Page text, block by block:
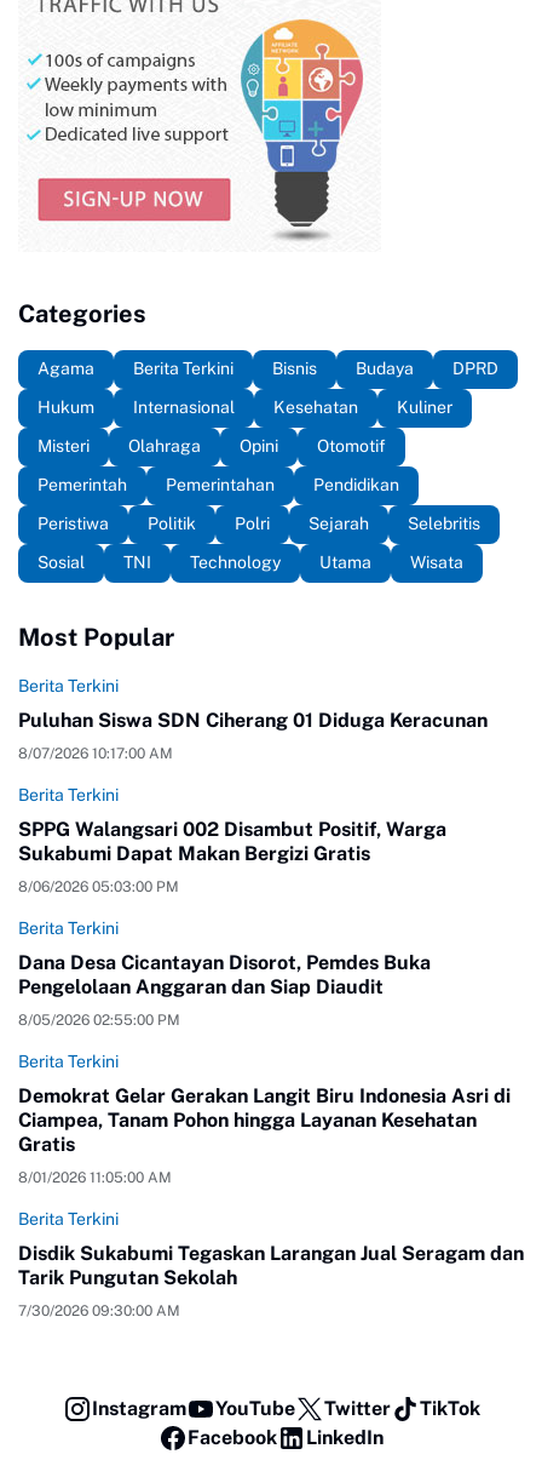
Categories
Agama Berita Terkini Bisnis Budaya
DPRD
Hukum
Internasional Kesehatan
Kuliner
Misteri
Olahraga Opini
Otomotif
Pemerintah
Pemerintahan
Pendidikan
Peristiwa
Politik Polri Sejarah
Selebritis
Sosial
TNI Technology Utama Wisata
Most Popular
Berita Terkini
Puluhan Siswa SDN Ciherang 01 Diduga Keracunan
8/07/2026 10:17:00 AM
Berita Terkini
SPPG Walangsari 002 Disambut Positif, Warga
Sukabumi Dapat Makan Bergizi Gratis
8/06/2026 05:03:00 PM
Berita Terkini
Dana Desa Cicantayan Disorot, Pemdes Buka
Pengelolaan Anggaran dan Siap Diaudit
8/05/2026 02:55:00 PM
Berita Terkini
Demokrat Gelar Gerakan Langit Biru Indonesia Asri di
Ciampea, Tanam Pohon hingga Layanan Kesehatan
Gratis
8/01/2026 11:05:00 AM
Berita Terkini
Disdik Sukabumi Tegaskan Larangan Jual Seragam dan
Tarik Pungutan Sekolah
7/30/2026 09:30:00 AM
Instagram YouTube Twitter
TikTok
Facebook
LinkedIn